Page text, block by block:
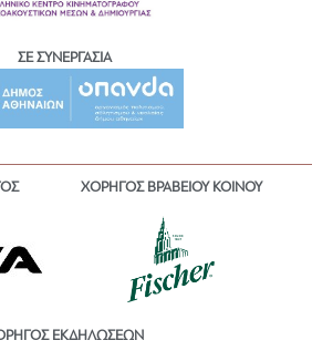
ΣΕ ΣΥΝΕΡΓΑΣΙΑ
ΧΟΡΗΓΟΣ ΒΡΑΒΕΙΟΥ ΚΟΙΝΟΥ
ΕΚΔΗΛΩΣΕΩΝ